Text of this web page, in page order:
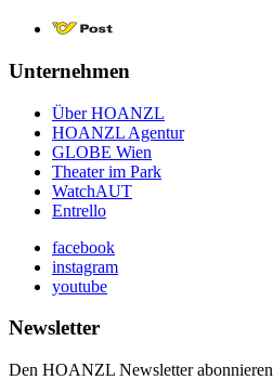
Unternehmen
Über HOANZL
HOANZL Agentur
GLOBE Wien
Theater im Park
WatchAUT
Entrello
facebook
instagram
youtube
Newsletter
Den HOANZL Newsletter abonnieren